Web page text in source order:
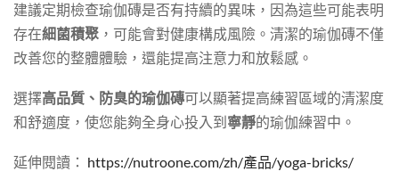
建議定期檢查瑜伽磚是否有持續的異味，因為這些可能表明
存在細菌積聚 ，可能會對健康構成風險。清潔的瑜伽磚不僅
改善您的整體體驗，還能提高注意力和放鬆感。
選擇高品質、防臭的瑜伽磚可以顯著提高練習區域的清潔度
和舒適度，使您能夠全身心投入到寧靜的瑜伽練習中。
延伸閱讀： https://nutroone.com/zh/產品/yoga-bricks/